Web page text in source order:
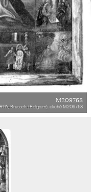
M209768
Brussels (Belgium), cliché M209768